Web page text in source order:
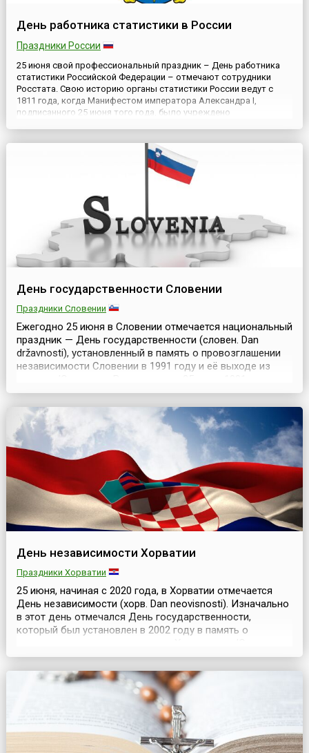
День работника статистики в России
Праздники России
25 июня свой профессиональный праздник – День работника
статистики Российской Федерации – отмечают сотрудники
Росстата. Свою историю органы статистики России ведут с
1811 года, когда Манифестом императора Александра I,
подписанного 25 июня того года, было учреждено
День государственности Словении
Праздники Словении
Ежегодно 25 июня в Словении отмечается национальный
праздник — День государственности (словен. Dan
državnosti), установленный в память о провозглашении
независимости Словении в 1991 году и её выходе из
словенский парламент объявил о независимости
Словении и ее выходе из Югославии, в состав которой
входила с 1918 года. Югославия не признала не...
День независимости Хорватии
Праздники Хорватии
25 июня, начиная с 2020 года, в Хорватии отмечается
День независимости (хорв. Dan neovisnosti). Изначально
в этот день отмечался День государственности,
который был установлен в 2002 году в память о
в 1991 году. Но 14 ноября 2019 года хорватский
парламент принял новый закон о праздниках и перенес
День государственности на 30 мая, а дата 25 июня ст...